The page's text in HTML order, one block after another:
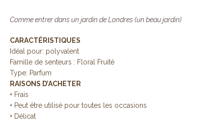
Comme entrer dans un jardin de Londres (un beau jardin)
CARACTÉRISTIQUES
Idéal pour: polyvalent
Famille de senteurs : Floral Fruité
Type: Parfum
RAISONS D’ACHETER
+ Frais
+ Peut être utilisé pour toutes les occasions
+ Délicat